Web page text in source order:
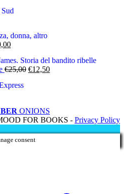
Il
attuale
è:
€25,00 Il
€12,50Il
ONIONS
FOR BOOKS - Privacy Policy
consent